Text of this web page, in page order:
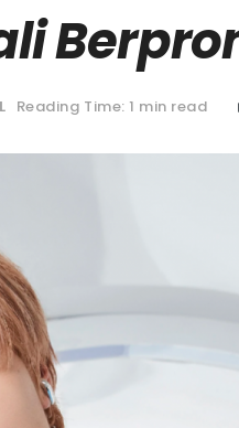
Reading Time: 1 min read